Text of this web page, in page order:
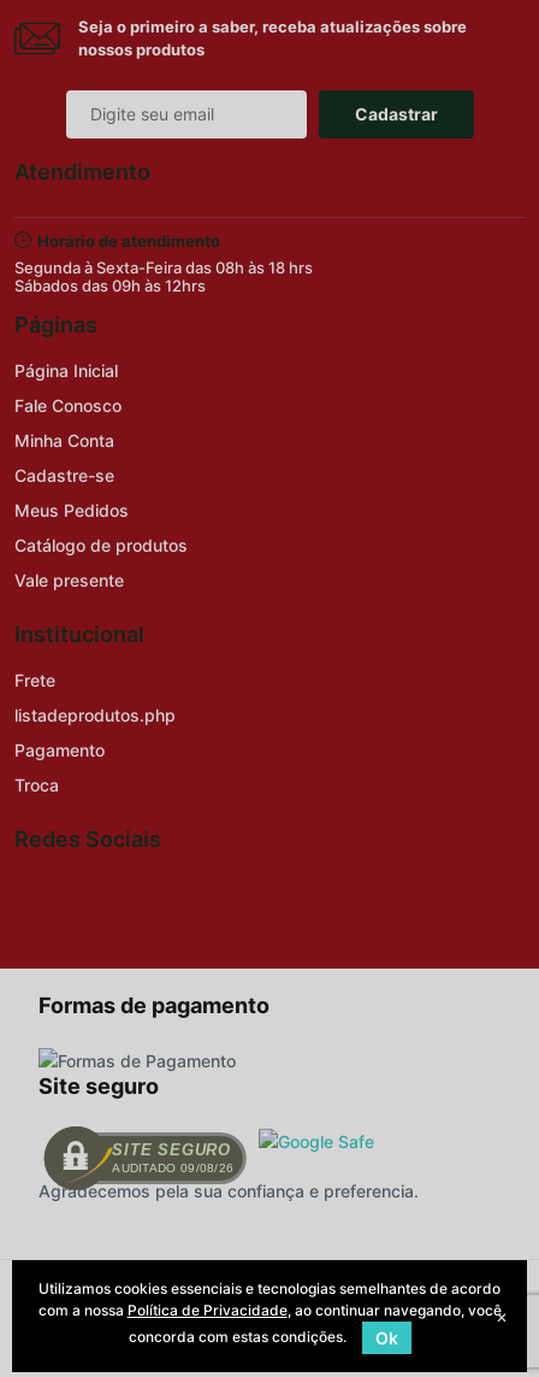
Seja o primeiro a saber, receba atualizações sobre
nossos produtos
Cadastrar
Atendimento
Horário de atendimento
Segunda à Sexta-Feira das 08h às 18 hrs
Sábados das 09h às 12hrs
Páginas
Página Inicial
Fale Conosco
Minha Conta
Cadastre-se
Meus Pedidos
Catálogo de produtos
Vale presente
Institucional
Frete
listadeprodutos.php
Pagamento
Troca
Redes Sociais
Formas de pagamento
Site seguro
SITE SEGURO
AUDITADO 09/08/26
Agradecemos pela sua confiança e preferencia.
Todas as regras e promoções são
válidas apenas para produtos vendidos
será o da finalização da compra.
Utilizamos cookies essenciais e tecnologias semelhantes de acordo
com a nossa Política de Privacidade, ao continuar navegando, você
concorda com estas condições.
Ok
×